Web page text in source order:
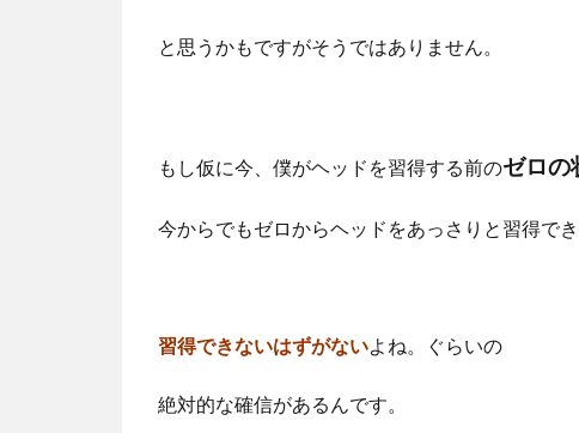
と思うかもですがそうではありません。
もし仮に今、僕がヘッドを習得する前のゼロの
今からでもゼロからヘッドをあっさりと習得でき
習得できないはずがないよね。ぐらいの
絶対的な確信があるんです。